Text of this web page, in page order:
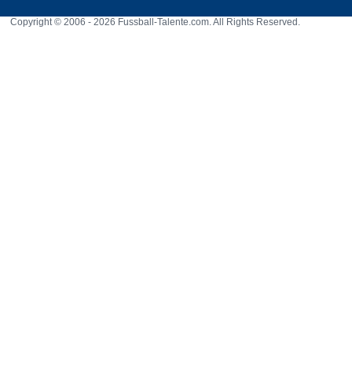
Copyright © 2006 - 2026 Fussball-Talente.com. All Rights Reserved.